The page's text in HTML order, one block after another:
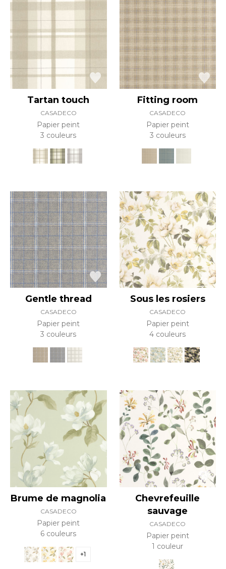
Tartan touch
CASADECO
Papier peint
3 couleurs
Fitting room
CASADECO
Papier peint
3 couleurs
Gentle thread
CASADECO
Papier peint
3 couleurs
Sous les rosiers
CASADECO
Papier peint
4 couleurs
Brume de magnolia
CASADECO
Papier peint
6 couleurs
+1
Chevrefeuille
sauvage
CASADECO
Papier peint
1 couleur